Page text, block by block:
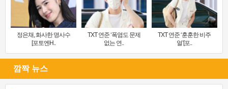
정은채, 화사한 명사수
[포토엔H..
TXT 연준 ‘폭염도 문제
없는 연..
TXT 연준 ‘훈훈한 비주
얼’[포..
깜짝 뉴스